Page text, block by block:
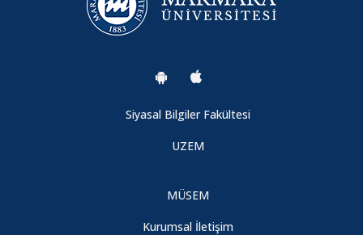
Siyasal Bilgiler Fakültesi
UZEM
MÜSEM
Kurumsal İletişim